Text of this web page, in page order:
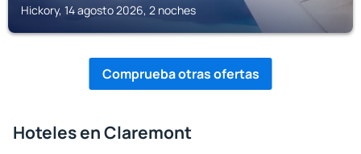
Hickory, 14 agosto 2026, 2 noches
Comprueba otras ofertas
Hoteles en Claremont